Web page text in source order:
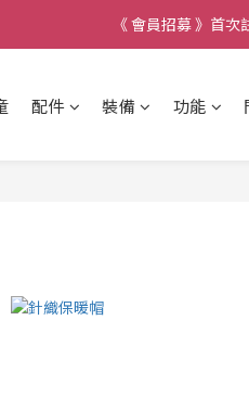
《 會員招募 》首
配件 裝備 功能